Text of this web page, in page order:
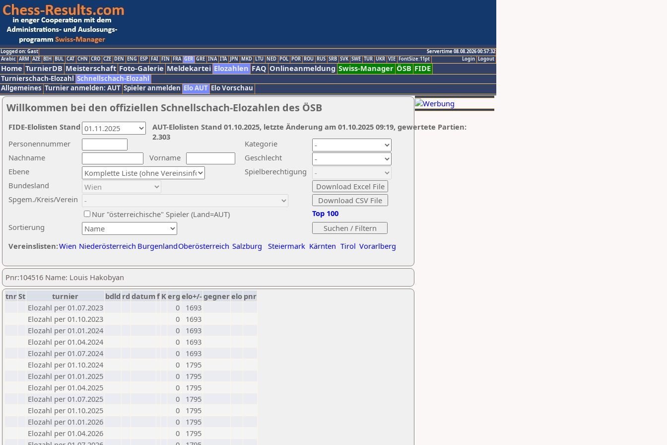
Logged on: Gast
Servertime 08.08.2026 00:57:32
Logout
Login
Arabic ARM AZE BIH BUL CAT CHN CRO CZE DEN ENG ESP FAI FIN FRA GER GRE INA ITA JPN MKD LTU NED POL POR ROU RUS SRB SVK SWE TUR UKR VIE FontSize:11pt
Home TurnierDB Meisterschaft Foto-Galerie Meldekartei Elozahlen FAQ Onlineanmeldung Swiss-Manager ÖSB FIDE
Turnierschach-Elozahl Schnellschach-Elozahl
Allgemeines Turnier anmelden: AUT Spieler anmelden Elo AUT Elo Vorschau
Willkommen bei den offiziellen Schnellschach-Elozahlen des ÖSB
Nachname
Vorname
Ebene
Kategorie
Sortierung
Personennummer
Bundesland
Spgem./Kreis/Verein
Geschlecht
Nur "österreichische" Spieler (Land=AUT)
Spielberechtigung
Vereinslisten:Wien Niederösterreich BurgenlandOberösterreich Salzburg Steiermark Kärnten Tirol Vorarlberg
Top 100
AUT-Elolisten Stand 01.10.2025, letzte Änderung am 01.10.2025 09:19, gewertete Partien:
2.303
FIDE-Elolisten Stand
Pnr:104516 Name: Louis Hakobyan
tnrSt turnier bdld rd datumf Kerg elo+/-gegnerelo pnr
Elozahl per 01.07.2023
0
1693
Elozahl per 01.10.2023
0
1693
Elozahl per 01.01.2024
0
1693
Elozahl per 01.04.2024
0
1693
Elozahl per 01.07.2024
0
1693
Elozahl per 01.10.2024
0
1795
Elozahl per 01.01.2025
0
1795
Elozahl per 01.04.2025
0
1795
Elozahl per 01.07.2025
0
1795
Elozahl per 01.10.2025
0
1795
Elozahl per 01.01.2026
0
1795
Elozahl per 01.04.2026
0
1795